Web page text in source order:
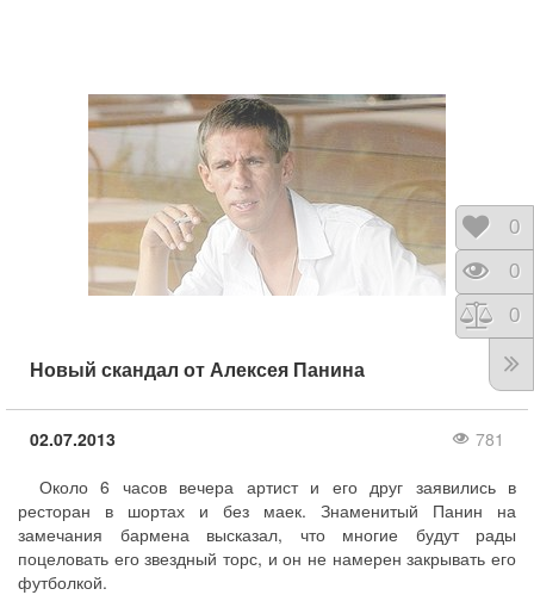
Новый скандал от Алексея Панина
02.07.2013
781
Около 6 часов вечера артист и его друг заявились в
ресторан в шортах и без маек. Знаменитый Панин на
замечания бармена высказал, что многие будут рады
поцеловать его звездный торс, и он не намерен закрывать его
футболкой.
0
0
0